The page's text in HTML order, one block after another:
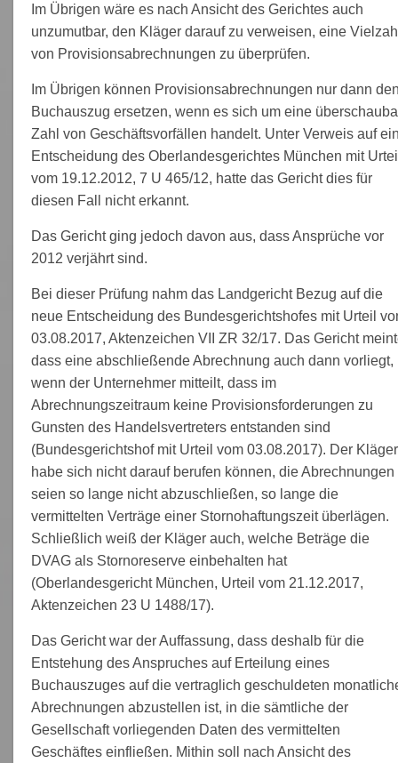
Im Übrigen wäre es nach Ansicht des Gerichtes auch
unzumutbar, den Kläger darauf zu verweisen, eine
von Provisionsabrechnungen zu überprüfen.
Im Übrigen können Provisionsabrechnungen nur dann
Buchauszug ersetzen, wenn es sich um eine
Zahl von Geschäftsvorfällen handelt. Unter Verweis auf
Entscheidung des Oberlandesgerichtes München mit
vom 19.12.2012, 7 U 465/12, hatte das Gericht dies für
diesen Fall nicht erkannt.
Das Gericht ging jedoch davon aus, dass Ansprüche vor
2012 verjährt sind.
Bei dieser Prüfung nahm das Landgericht Bezug auf die
neue Entscheidung des Bundesgerichtshofes mit Urteil
03.08.2017, Aktenzeichen VII ZR 32/17. Das Gericht
dass eine abschließende Abrechnung auch dann vorliegt,
wenn der Unternehmer mitteilt, dass im
Abrechnungszeitraum keine Provisionsforderungen zu
Gunsten des Handelsvertreters entstanden sind
(Bundesgerichtshof mit Urteil vom 03.08.2017). Der Kläger
habe sich nicht darauf berufen können, die Abrechnungen
seien so lange nicht abzuschließen, so lange die
vermittelten Verträge einer Stornohaftungszeit überlägen.
Schließlich weiß der Kläger auch, welche Beträge die
DVAG als Stornoreserve einbehalten hat
(Oberlandesgericht München, Urteil vom 21.12.2017,
Aktenzeichen 23 U 1488/17).
Das Gericht war der Auffassung, dass deshalb für die
Entstehung des Anspruches auf Erteilung eines
Buchauszuges auf die vertraglich geschuldeten
Abrechnungen abzustellen ist, in die sämtliche der
Gesellschaft vorliegenden Daten des vermittelten
Geschäftes einfließen. Mithin soll nach Ansicht des